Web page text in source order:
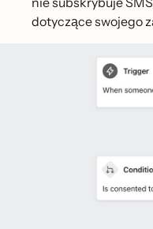
dotyczące swojego